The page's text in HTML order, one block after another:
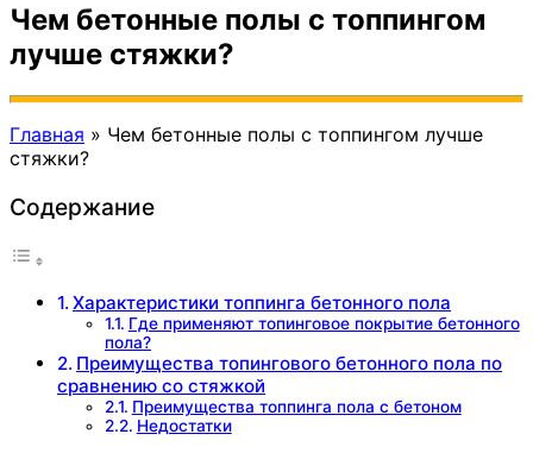
Чем бетонные полы с топпингом
лучше стяжки?
Главная » Чем бетонные полы с топпингом лучше
стяжки?
Содержание
Характеристики топпинга бетонного пола
Где применяют топинговое покрытие бетонного
пола?
Преимущества топингового бетонного пола по
сравнению со стяжкой
Преимущества топпинга пола с бетоном
Недостатки